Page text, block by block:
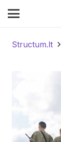
Structum.lt